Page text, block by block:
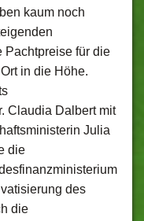
kaum noch
Pachtpreise für die
in die Höhe.
Claudia Dalbert mit
Julia
die
des
die